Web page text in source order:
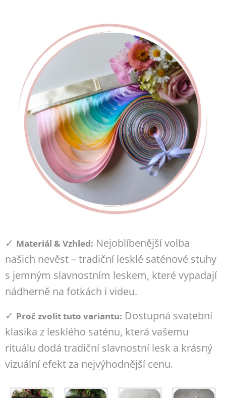
✓ Materiál & Vzhled: Nejoblíbenější volba
našich nevěst – tradiční lesklé saténové stuhy
s jemným slavnostním leskem, které vypadají
nádherně na fotkách i videu.
✓ Proč zvolit tuto variantu: Dostupná svatební
klasika z lesklého saténu, která vašemu
rituálu dodá tradiční slavnostní lesk a krásný
vizuální efekt za nejvýhodnější cenu.